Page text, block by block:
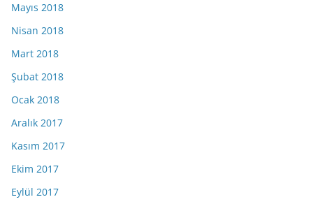
Mayıs 2018
Nisan 2018
Mart 2018
Şubat 2018
Ocak 2018
Aralık 2017
Kasım 2017
Ekim 2017
Eylül 2017